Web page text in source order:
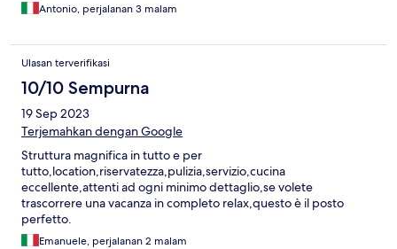
Antonio, perjalanan 3 malam
Ulasan terverifikasi
10/10 Sempurna
19 Sep 2023
Terjemahkan dengan Google
Struttura magnifica in tutto e per
tutto,location,riservatezza,pulizia,servizio,cucina
eccellente,attenti ad ogni minimo dettaglio,se volete
trascorrere una vacanza in completo relax,questo è il posto
perfetto.
Emanuele, perjalanan 2 malam